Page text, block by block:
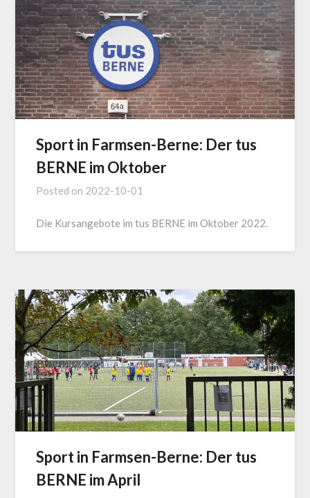
Sport in Farmsen-Berne: Der tus
BERNE im Oktober
Posted on 2022-10-01
Die Kursangebote im tus BERNE im Oktober 2022.
Sport in Farmsen-Berne: Der tus
BERNE im April